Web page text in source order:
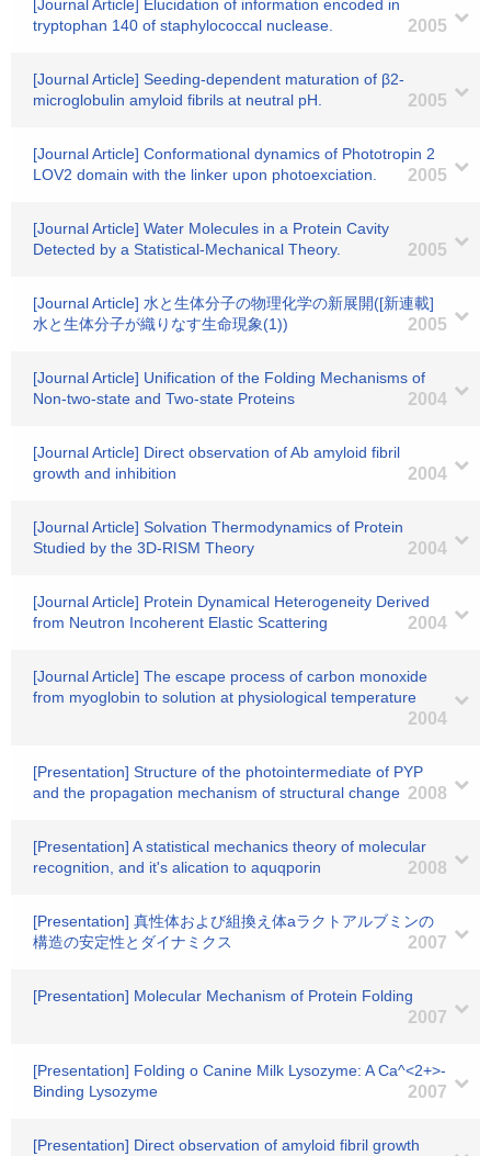
[Journal Article] Elucidation of information encoded in
tryptophan 140 of staphylococcal nuclease.
2005
[Journal Article] Seeding-dependent maturation of β2-
microglobulin amyloid fibrils at neutral pH.
2005
[Journal Article] Conformational dynamics of Phototropin 2
LOV2 domain with the linker upon photoexciation.
2005
[Journal Article] Water Molecules in a Protein Cavity
Detected by a Statistical-Mechanical Theory.
2005
[Journal Article] 水と生体分子の物理化学の新展開([新連載]
水と生体分子が織りなす生命現象(1))
2005
[Journal Article] Unification of the Folding Mechanisms of
Non-two-state and Two-state Proteins
2004
[Journal Article] Direct observation of Ab amyloid fibril
growth and inhibition
2004
[Journal Article] Solvation Thermodynamics of Protein
Studied by the 3D-RISM Theory
2004
[Journal Article] Protein Dynamical Heterogeneity Derived
from Neutron Incoherent Elastic Scattering
2004
[Journal Article] The escape process of carbon monoxide
from myoglobin to solution at physiological temperature
2004
[Presentation] Structure of the photointermediate of PYP
and the propagation mechanism of structural change 2008
[Presentation] A statistical mechanics theory of molecular
recognition, and it's alication to aquqporin
2008
[Presentation] 真性体および組換え体aラクトアルブミンの
構造の安定性とダイナミクス
2007
[Presentation] Molecular Mechanism of Protein Folding
2007
[Presentation] Folding o Canine Milk Lysozyme: A Ca^<2+>-
Binding Lysozyme
2007
[Presentation] Direct observation of amyloid fibril growth